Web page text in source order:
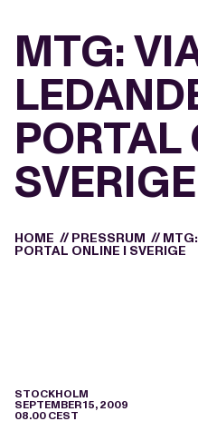
MTG:
PORTAL
SVERIGE
HOME // PRESSRUM //
PORTAL ONLINE I SVERIGE
STOCKHOLM
SEPTEMBER 15, 2009
08.00 CEST